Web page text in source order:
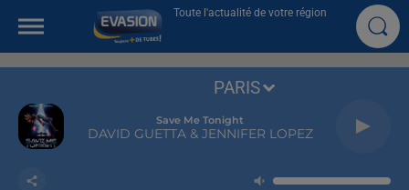
Toute l'actualité de votre région
Save Me Tonight
DAVID GUETTA & JENNIFER LOPEZ
PARIS